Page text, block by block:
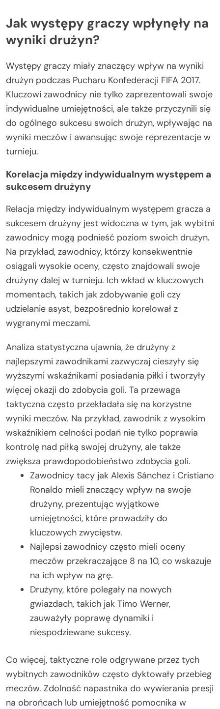
Jak występy graczy wpłynęły na
wyniki drużyn?
Występy graczy miały znaczący wpływ na wyniki
drużyn podczas Pucharu Konfederacji FIFA 2017.
Kluczowi zawodnicy nie tylko zaprezentowali swoje
indywidualne umiejętności, ale także przyczynili się
do ogólnego sukcesu swoich drużyn, wpływając na
wyniki meczów i awansując swoje reprezentacje w
turnieju.
Korelacja między indywidualnym występem a
sukcesem drużyny
Relacja między indywidualnym występem gracza a
sukcesem drużyny jest widoczna w tym, jak wybitni
zawodnicy mogą podnieść poziom swoich drużyn.
Na przykład, zawodnicy, którzy konsekwentnie
osiągali wysokie oceny, często znajdowali swoje
drużyny dalej w turnieju. Ich wkład w kluczowych
momentach, takich jak zdobywanie goli czy
udzielanie asyst, bezpośrednio korelował z
wygranymi meczami.
Analiza statystyczna ujawnia, że drużyny z
najlepszymi zawodnikami zazwyczaj cieszyły się
wyższymi wskaźnikami posiadania piłki i tworzyły
więcej okazji do zdobycia goli. Ta przewaga
taktyczna często przekładała się na korzystne
wyniki meczów. Na przykład, zawodnik z wysokim
wskaźnikiem celności podań nie tylko poprawia
kontrolę nad piłką swojej drużyny, ale także
zwiększa prawdopodobieństwo zdobycia goli.
Zawodnicy tacy jak Alexis Sánchez i Cristiano
Ronaldo mieli znaczący wpływ na swoje
drużyny, prezentując wyjątkowe
umiejętności, które prowadziły do
kluczowych zwycięstw.
Najlepsi zawodnicy często mieli oceny
meczów przekraczające 8 na 10, co wskazuje
na ich wpływ na grę.
Drużyny, które polegały na nowych
gwiazdach, takich jak Timo Werner,
zauważyły poprawę dynamiki i
niespodziewane sukcesy.
Co więcej, taktyczne role odgrywane przez tych
wybitnych zawodników często dyktowały przebieg
meczów. Zdolność napastnika do wywierania presji
na obrońcach lub umiejętność pomocnika w